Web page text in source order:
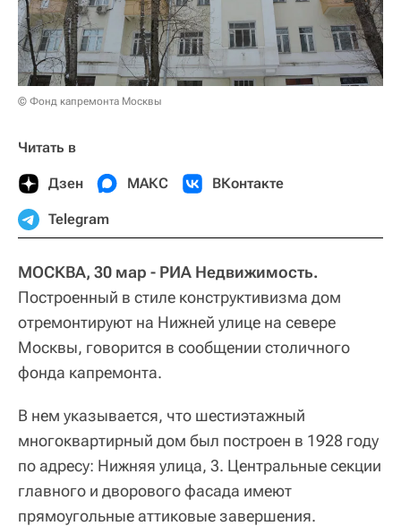
© Фонд капремонта Москвы
Читать в
Дзен МАКС ВКонтакте
Telegram
МОСКВА, 30 мар - РИА Недвижимость.
Построенный в стиле конструктивизма дом
отремонтируют на Нижней улице на севере
Москвы, говорится в сообщении столичного
фонда капремонта.
В нем указывается, что шестиэтажный
многоквартирный дом был построен в 1928 году
по адресу: Нижняя улица, 3. Центральные секции
главного и дворового фасада имеют
прямоугольные аттиковые завершения.